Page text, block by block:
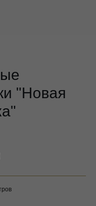
"Новая